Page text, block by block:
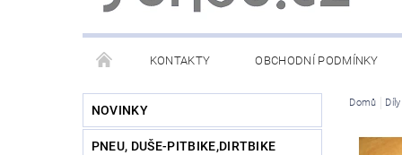
KONTAKTY OBCHODNÍ PODMÍNKY
NOVINKY
PNEU, DUŠE-PITBIKE,DIRTBIKE
Domů